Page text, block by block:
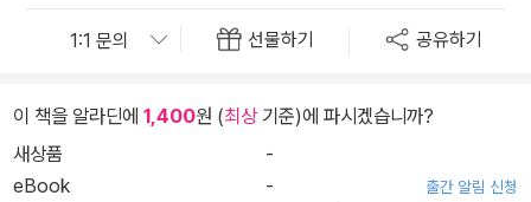
선물하기 공유하기
이 책을 알라딘에 1,400원 (최상기준)에 파시겠습니까?
새상품
-
eBook
- 출간 알림 신청